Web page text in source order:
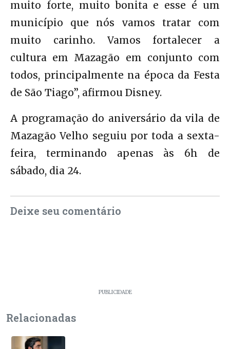
muito forte, muito bonita e esse é um
município que nós vamos tratar com
muito carinho. Vamos fortalecer a
cultura em Mazagão em conjunto com
todos, principalmente na época da Festa
de São Tiago”, afirmou Disney.
A programação do aniversário da vila de
Mazagão Velho seguiu por toda a sexta-
feira, terminando apenas às 6h de
sábado, dia 24.
Deixe seu comentário
PUBLICIDADE
Relacionadas